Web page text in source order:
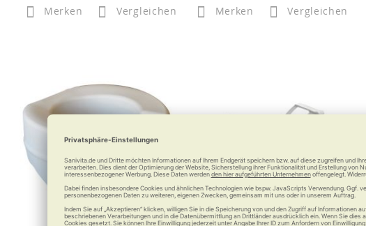
Merken Vergleichen Merken Vergleichen